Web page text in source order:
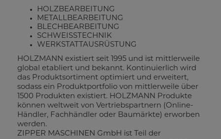
HOLZBEARBEITUNG
METALLBEARBEITUNG
BLECHBEARBEITUNG
SCHWEISSTECHNIK
WERKSTATTAUSRÜSTUNG
HOLZMANN existiert seit 1995 und ist mittlerweile
global etabliert und bekannt. Kontinuierlich wird
das Produktsortiment optimiert und erweitert,
sodass ein Produktportfolio von mittlerweile über
1500 Produkten existiert. HOLZMANN Produkte
können weltweit von Vertriebspartnern (Online-
Händler, Fachhändler oder Baumärkte) erworben
werden.
ZIPPER MASCHINEN GmbH ist Teil der